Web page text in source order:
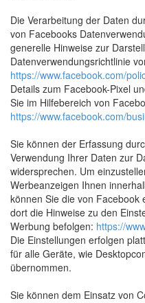
Die Verarbeitung der Daten
von Facebooks
generelle Hinweise zur
Datenverwendungsrichtlinie
https://www.facebook.com/
Details zum Facebook-Pixel
Sie im Hilfebereich von
https://www.facebook.com/
Sie können der Erfassung
Verwendung Ihrer Daten zur
widersprechen. Um
Werbeanzeigen Ihnen
können Sie die von Facebook
dort die Hinweise zu den
Werbung befolgen: https://
Die Einstellungen erfolgen
für alle Geräte, wie
übernommen.
Sie können dem Einsatz von